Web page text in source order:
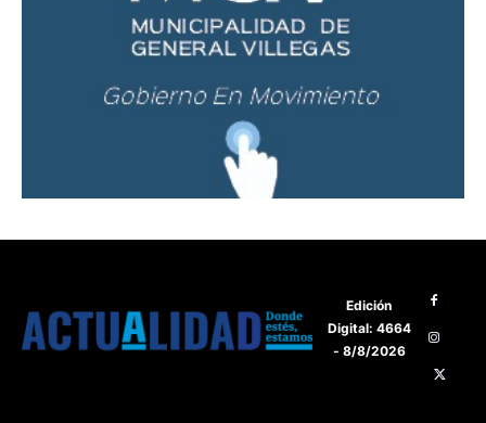
Edición
Digital: 4664
- 8/8/2026